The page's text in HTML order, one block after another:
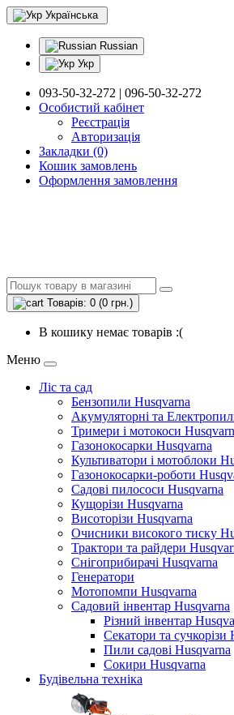
Українська
Russian
Укр
093-50-32-272 | 096-50-32-272
Особистий кабінет
Реєстрація
Авторизація
Закладки (0)
Кошик замовлень
Оформлення замовлення
Товарів: 0 (0 грн.)
В кошику немає товарів :(
Меню
Ліс та сад
Бензопили Husqvarna
Акумуляторні та
Тримери і мотокоси
Газонокосарки Husqvarna
Культиватори і мотоблоки
Газонокосарки-роботи
Садові пилососи Husqvarna
Кущорізи Husqvarna
Висоторізи Husqvarna
Очисники високого тиску
Трактори та райдери
Снігоприбирачі Husqvarna
Генератори
Мотопомпи Husqvarna
Садовий інвентар Husqvarna
Різний інвентар
Секатори та сучкорізи
Пили садові Husqvarna
Сокири Husqvarna
Будівельна техніка